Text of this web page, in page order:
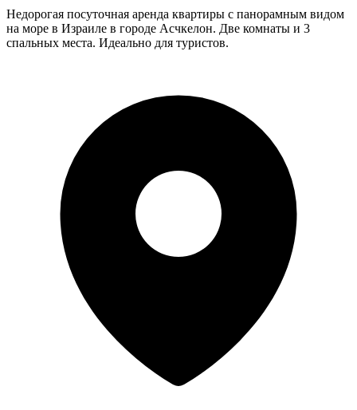
Недорогая посуточная аренда квартиры с панорамным видом
на море в Израиле в городе Асчкелон. Две комнаты и 3
спальных места. Идеально для туристов.